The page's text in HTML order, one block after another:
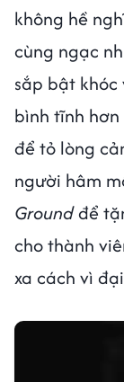
không hề
cùng ngạc
sắp bật khóc
bình tĩnh
để tỏ lòng
người hâm
Groundđể
cho thành
xa cách vì